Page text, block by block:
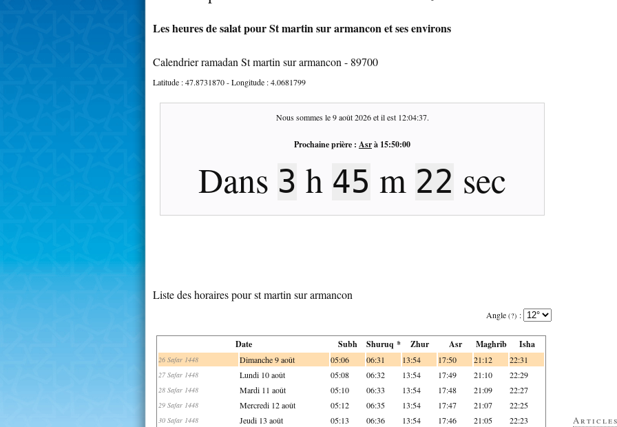
Les heures de salat pour St martin sur armancon et ses environs
Calendrier ramadan St martin sur armancon - 89700
Latitude :47.8731870- Longitude :4.0681799
Nous sommes le9 août 2026et il est 12:04:38.
Prochaine prière : Asrà 15:50:00
Dans 3 h 45 m 21 sec
Liste des horaires pour st martin sur armancon
Angle (?) :
Date Subh Shuruq * Zhur Asr Maghrib Isha
26 Safar 1448 Dimanche 9 août 05:06 06:31 13:54 17:50 21:12 22:31
27 Safar 1448 Lundi 10 août 05:08 06:32 13:54 17:49 21:10 22:29
28 Safar 1448 Mardi 11 août 05:10 06:33 13:54 17:48 21:09 22:27
29 Safar 1448 Mercredi 12 août 05:12 06:35 13:54 17:47 21:07 22:25
30 Safar 1448 Jeudi 13 août 05:13 06:36 13:54 17:46 21:05 22:23